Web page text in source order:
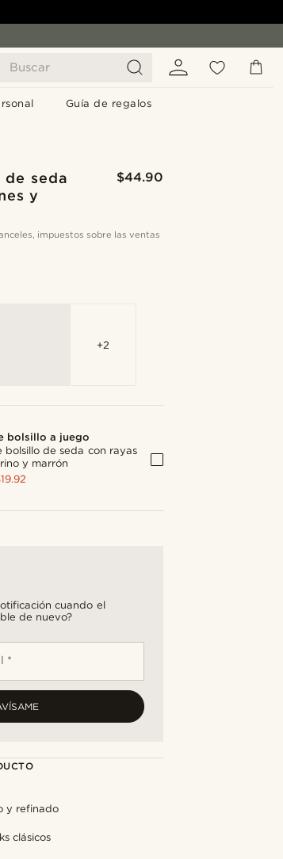
Buscar
Guía de regalos
de seda
y
$44.90
impuestos sobre las ventas
+2
bolsillo a juego
bolsillo de seda con rayas
y marrón
cuando el
de nuevo?
*
y refinado
clásicos